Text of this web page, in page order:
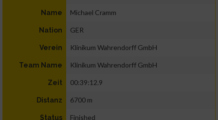
Name Michael Cramm
Nation GER
Verein Klinikum Wahrendorff GmbH
Team Name Klinikum Wahrendorff GmbH
Zeit 00:39:12.9
Distanz 6700 m
Status Finished